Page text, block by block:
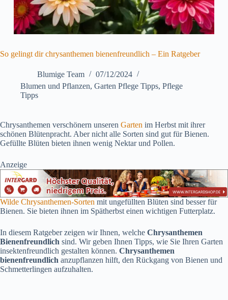
So gelingt dir chrysanthemen bienenfreundlich – Ein Ratgeber
Blumige Team
07/12/2024
Blumen und Pflanzen, Garten Pflege Tipps, Pflege
Tipps
Chrysanthemen verschönern unseren Garten im Herbst mit ihrer
schönen Blütenpracht. Aber nicht alle Sorten sind gut für Bienen.
Gefüllte Blüten bieten ihnen wenig Nektar und Pollen.
Anzeige
Wilde Chrysanthemen-Sorten mit ungefüllten Blüten sind besser für
Bienen. Sie bieten ihnen im Spätherbst einen wichtigen Futterplatz.
In diesem Ratgeber zeigen wir Ihnen, welche Chrysanthemen
Bienenfreundlich sind. Wir geben Ihnen Tipps, wie Sie Ihren Garten
insektenfreundlich gestalten können. Chrysanthemen
bienenfreundlich anzupflanzen hilft, den Rückgang von Bienen und
Schmetterlingen aufzuhalten.